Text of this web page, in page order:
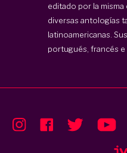
editado por la misma
diversas antologías
latinoamericanas.
portugués, francés e ...